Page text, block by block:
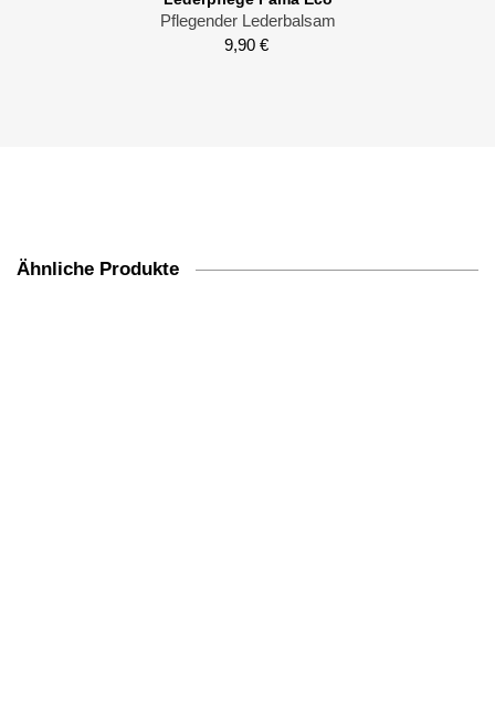
Pflegender Lederbalsam
9,90 €
Ähnliche Produkte